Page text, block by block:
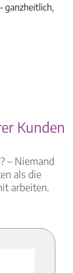
ganzheitlich,
Kunden
– Niemand
als die
arbeiten.